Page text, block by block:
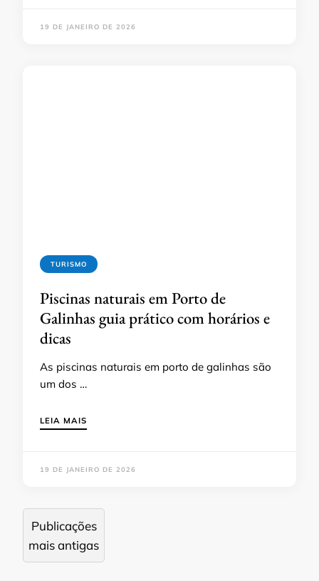
19 DE JANEIRO DE 2026
TURISMO
Piscinas naturais em Porto de
Galinhas guia prático com horários e
dicas
As piscinas naturais em porto de galinhas são
um dos …
LEIA MAIS
19 DE JANEIRO DE 2026
Navegação
por
posts
Publicações
mais antigas